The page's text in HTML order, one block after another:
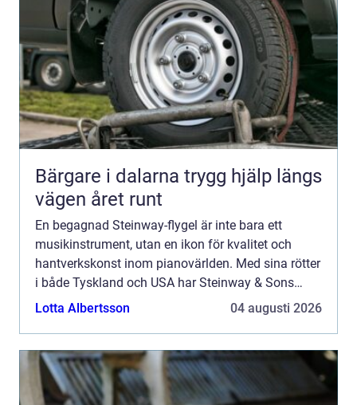
Bärgare i dalarna trygg hjälp längs
vägen året runt
En begagnad Steinway-flygel är inte bara ett
musikinstrument, utan en ikon för kvalitet och
hantverkskonst inom pianovärlden. Med sina rötter
i både Tyskland och USA har Steinway & Sons
sedan mitten av 1800-talet satt st...
Lotta Albertsson 04 augusti 2026